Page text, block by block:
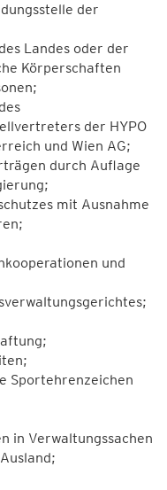
der
Landes oder der
Körperschaften
der HYPO
und Wien AG;
durch Auflage
mit Ausnahme
und
Sportehrenzeichen
in Verwaltungssachen